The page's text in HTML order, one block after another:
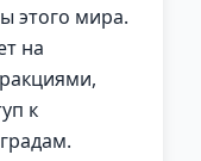
этого мира.
на
к